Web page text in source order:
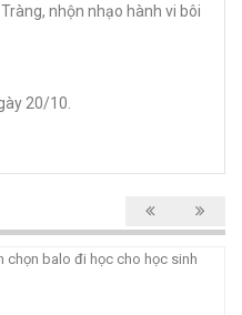
nhộn nhạo hành vi bôi
20/10.
chọn balo đi học cho học sinh